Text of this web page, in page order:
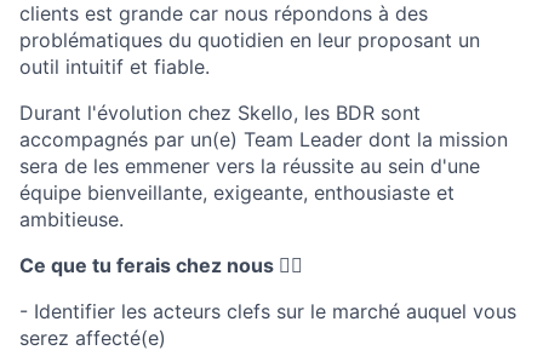
clients est grande car nous répondons à des
problématiques du quotidien en leur proposant un
outil intuitif et fiable.
Durant l'évolution chez Skello, les BDR sont
accompagnés par un(e) Team Leader dont la mission
sera de les emmener vers la réussite au sein d'une
équipe bienveillante, exigeante, enthousiaste et
ambitieuse.
Ce que tu ferais chez nous 👇🏼
- Identifier les acteurs clefs sur le marché auquel vous
serez affecté(e)